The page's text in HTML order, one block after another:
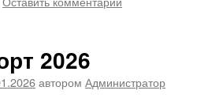
2026
автором Администратор